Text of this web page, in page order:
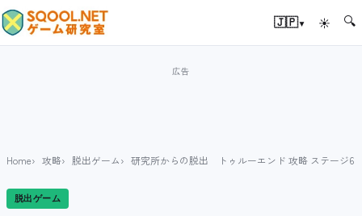
🇯🇵▾ ☀ 🔍
Home 攻略 脱出ゲーム 研究所からの脱出 トゥルーエンド 攻略 ステージ6
脱出ゲーム